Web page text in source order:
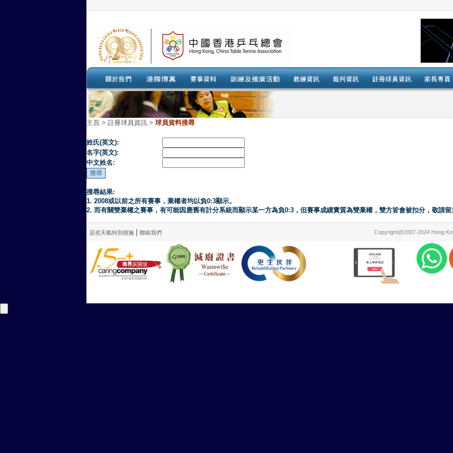
主頁 > 註冊球員資訊 > 球員資料搜尋
姓氏(英文):
名字(英文):
中文姓名:
搜尋結果:
1. 2008或以前之所有賽事，棄權者均以負0:3顯示。
2. 而有關雙棄權之賽事，有可能因應舊有計分系統而顯示某一方為負0:3，但賽事成績實質為雙棄權，雙方皆會被扣分，敬請留